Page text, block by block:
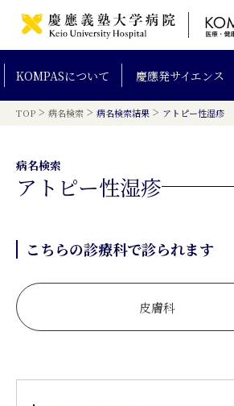
KOMPASについて 慶應発サイエンス
TOP > 病名検索 > 病名検索結果 > アトピー性湿疹
病名検索
アトピー性湿疹
こちらの診療科で診られます
皮膚科